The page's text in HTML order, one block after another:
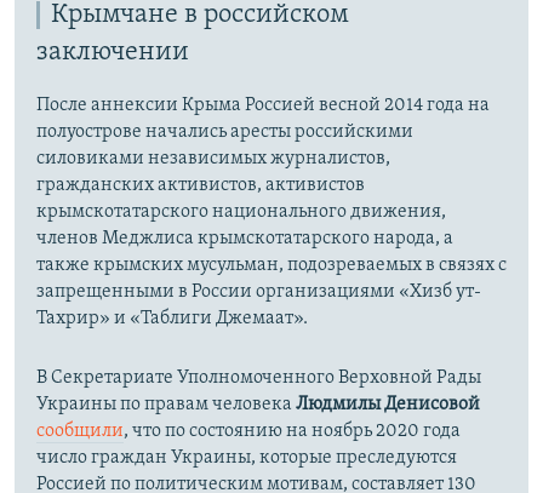
Крымчане в российском
заключении
После аннексии Крыма Россией весной 2014 года на
полуострове начались аресты российскими
силовиками независимых журналистов,
гражданских активистов, активистов
крымскотатарского национального движения,
членов Меджлиса крымскотатарского народа, а
также крымских мусульман, подозреваемых в связях с
запрещенными в России организациями «Хизб ут-
Тахрир» и «Таблиги Джемаат».
В Секретариате Уполномоченного Верховной Рады
Украины по правам человека Людмилы Денисовой
сообщили, что по состоянию на ноябрь 2020 года
число граждан Украины, которые преследуются
Россией по политическим мотивам, составляет 130